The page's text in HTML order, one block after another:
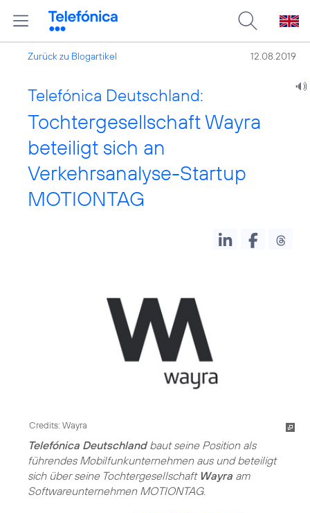
Zurück zu Blogartikel 12.08.2019
Telefónica Deutschland:
Tochtergesellschaft Wayra
beteiligt sich an
Verkehrsanalyse-Startup
MOTIONTAG
Credits: Wayra
Telefónica Deutschlandbaut seine Position als
führendes Mobilfunkunternehmen aus und beteiligt
sich über seine Tochtergesellschaft Wayra am
Softwareunternehmen MOTIONTAG.